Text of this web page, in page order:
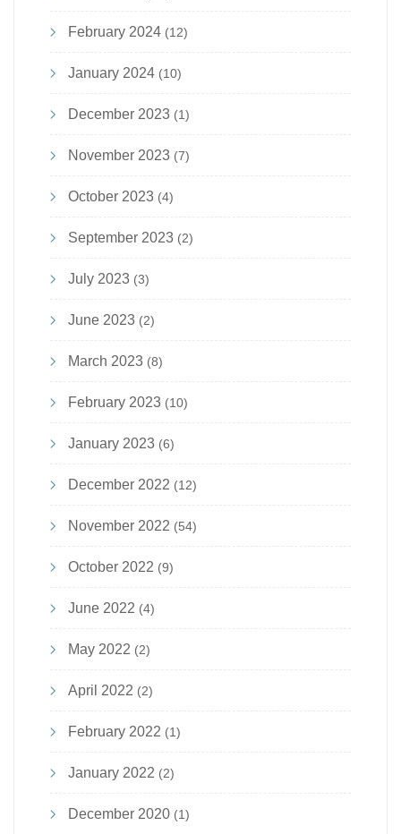
February 2024 (12)
January 2024 (10)
December 2023 (1)
November 2023 (7)
October 2023 (4)
September 2023 (2)
July 2023 (3)
June 2023 (2)
March 2023 (8)
February 2023 (10)
January 2023 (6)
December 2022 (12)
November 2022 (54)
October 2022 (9)
June 2022 (4)
May 2022 (2)
April 2022 (2)
February 2022 (1)
January 2022 (2)
December 2020 (1)